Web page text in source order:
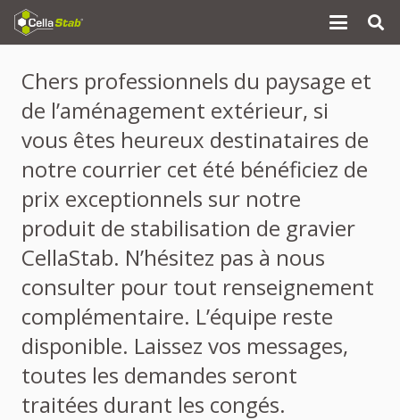
Chers professionnels du paysage et
de l’aménagement extérieur, si
vous êtes heureux destinataires de
notre courrier cet été bénéficiez de
prix exceptionnels sur notre
produit de stabilisation de gravier
CellaStab. N’hésitez pas à nous
consulter pour tout renseignement
complémentaire. L’équipe reste
disponible. Laissez vos messages,
toutes les demandes seront
traitées durant les congés.